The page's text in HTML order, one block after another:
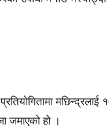
मछिन्द्रलाई
जमाएको हो ।